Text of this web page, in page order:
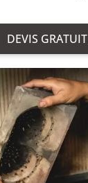
DEVIS GRATUIT